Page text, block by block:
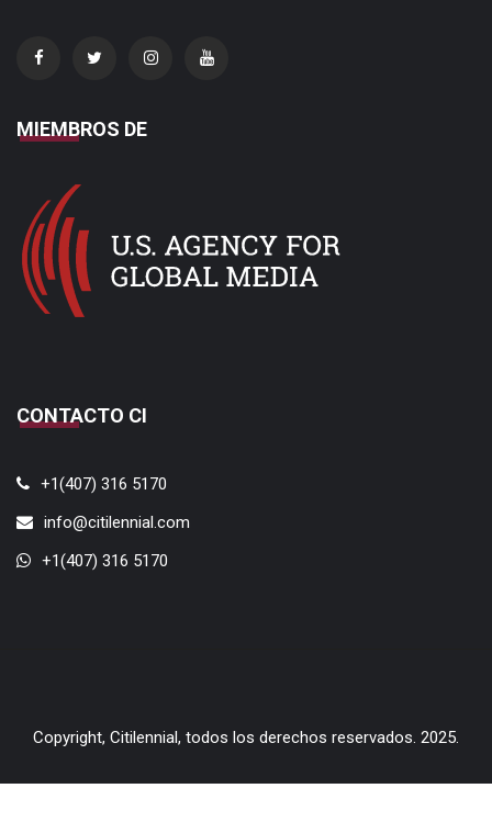
MIEMBROS DE
CONTACTO CI
+1(407) 316 5170
info@citilennial.com
+1(407) 316 5170
Copyright, Citilennial, todos los derechos reservados. 2025.